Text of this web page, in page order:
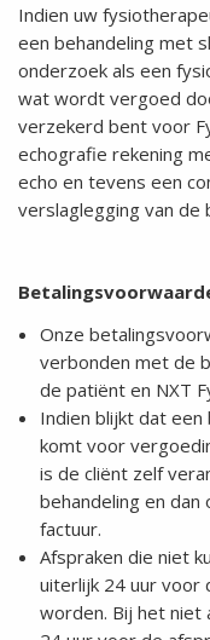
Indien uw
een behandeling met
onderzoek als een
wat wordt vergoed
verzekerd bent voor
echografie rekening
echo en tevens een
verslaglegging van de
Onze
verbonden met de
de patiënt en NXT
Indien blijkt dat een
komt voor
is de cliënt zelf
behandeling en
factuur.
Afspraken die niet
uiterlijk 24 uur voor
worden. Bij het niet